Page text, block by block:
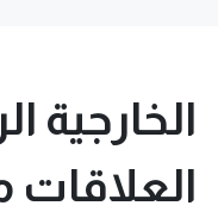
الخارجية
العلاقات